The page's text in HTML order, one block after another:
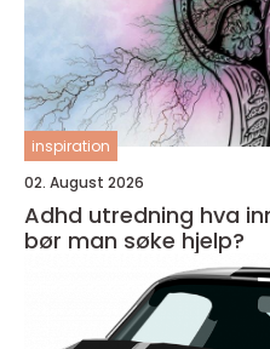
inspiration
02. August 2026
Adhd utredning hva innebærer det, og når
bør man søke hjelp?